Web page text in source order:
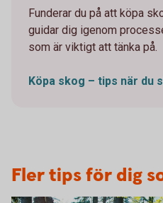
Funderar du på att köpa
guidar dig igenom
som är viktigt att tänka på.
Köpa skog – tips när du
Fler tips för dig